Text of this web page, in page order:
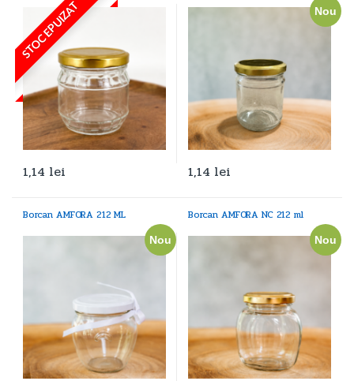
STOC EPUIZAT
1,14 lei
Nou
1,14 lei
Borcan AMFORA 212 ML
Nou
Borcan AMFORA NC 212 ml
Nou